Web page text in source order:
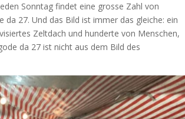
Sonntag findet eine grosse Zahl von
da 27. Und das Bild ist immer das gleiche: ein
Zeltdach und hunderte von Menschen,
da 27 ist nicht aus dem Bild des